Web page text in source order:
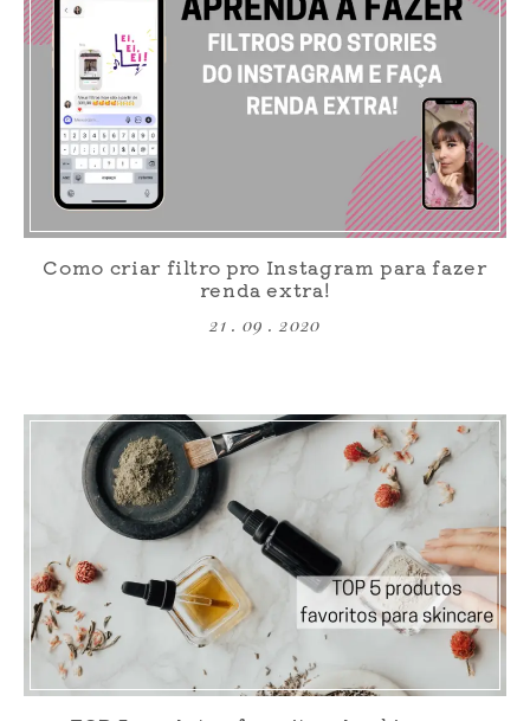
Como criar filtro pro Instagram para fazer
renda extra!
21 . 09 . 2020